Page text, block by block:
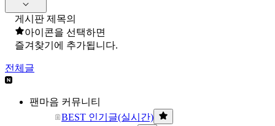
게시판 제목의
아이콘을 선택하면
즐겨찾기에 추가됩니다.
전체글
팬마음 커뮤니티
BEST 인기글(실시간)